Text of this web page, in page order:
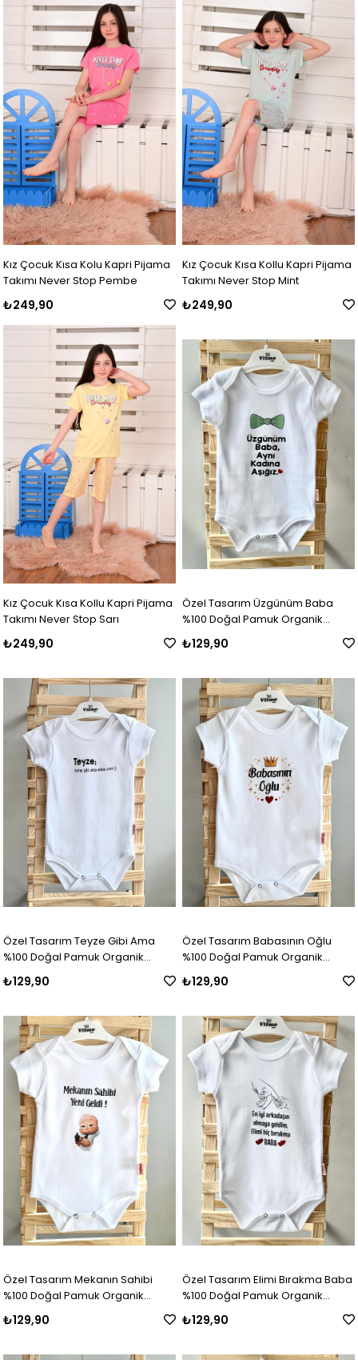
Kız Çocuk Kısa Kolu Kapri Pijama
Takımı Never Stop Pembe
₺249,90
Kız Çocuk Kısa Kollu Kapri Pijama
Takımı Never Stop Mint
₺249,90
Kız Çocuk Kısa Kollu Kapri Pijama
Takımı Never Stop Sarı
₺249,90
Özel Tasarım Üzgünüm Baba
%100 Doğal Pamuk Organik
Badi
₺129,90
Özel Tasarım Teyze Gibi Ama
%100 Doğal Pamuk Organik
Baskılı Çıtçıtlı Body Zıbın Bebek
Badi
₺129,90
Özel Tasarım Babasının Oğlu
%100 Doğal Pamuk Organik
Baskılı Çıtçıtlı Body Zıbın Bebek
Badi
₺129,90
Özel Tasarım Mekanın Sahibi
%100 Doğal Pamuk Organik
Baskılı Çıtçıtlı Body Zıbın Bebek
Badi
₺129,90
Özel Tasarım Elimi Bırakma Baba
%100 Doğal Pamuk Organik
Baskılı Çıtçıtlı Body Zıbın Bebek
Badi
₺129,90